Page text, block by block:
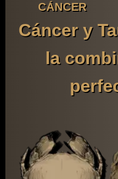
CÁNCER
Cáncer y
la